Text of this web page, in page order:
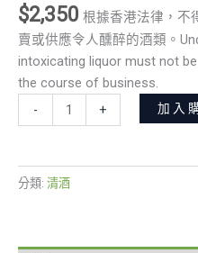
$2,350 根據香港法律，不
賣或供應令人醺醉的酒類。
intoxicating liquor must not
the course of business.
-
+ 加入
分類: 清酒